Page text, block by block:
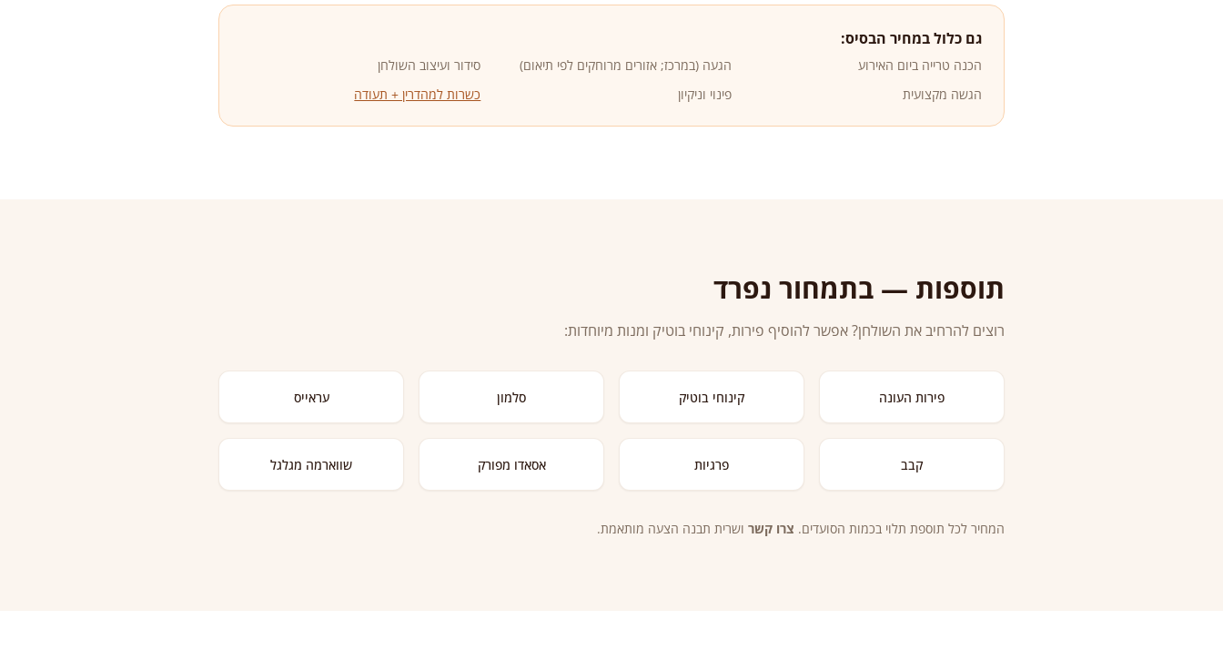
גם כלול במחיר הבסיס:
הכנה טרייה ביום האירוע הגעה (במרכז; אזורים מרוחקים לפי תיאום)
סידור ועיצוב השולחן
הגשה מקצועית
פינוי וניקיון כשרות למהדרין + תעודה
תוספות — בתמחור נפרד
רוצים להרחיב את השולחן? אפשר להוסיף פירות, קינוחי בוטיק ומנות מיוחדות:
פירות העונה קינוחי בוטיק סלמון עראייס
קבב פרגיות אסאדו מפורק שווארמה מגלגל
המחיר לכל תוספת תלוי בכמות הסועדים. צרו קשר ושרית תבנה הצעה מותאמת.